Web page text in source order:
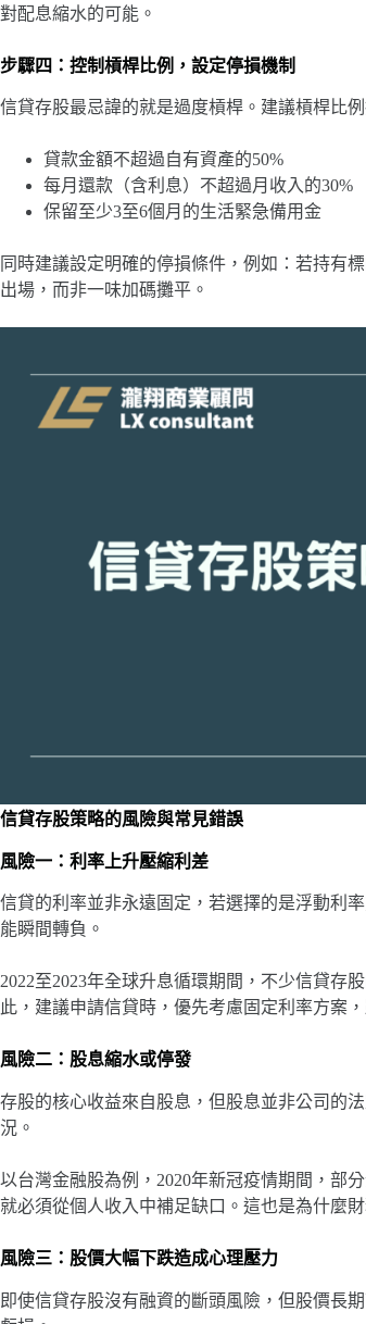
對配息縮水的可能。
步驟四：控制槓桿比例，設定停損機制
信貸存股最忌諱的就是過度槓桿。建議槓桿比例
貸款金額不超過自有資產的50%
每月還款（含利息）不超過月收入的30%
保留至少3至6個月的生活緊急備用金
同時建議設定明確的停損條件，例如：若持有
出場，而非一味加碼攤平。
信貸存股策略的風險與常見錯誤
風險一：利率上升壓縮利差
信貸的利率並非永遠固定，若選擇的是浮動利
能瞬間轉負。
2022至2023年全球升息循環期間，不少信貸存
此，建議申請信貸時，優先考慮固定利率方案
風險二：股息縮水或停發
存股的核心收益來自股息，但股息並非公司的
況。
以台灣金融股為例，2020年新冠疫情期間，部
就必須從個人收入中補足缺口。這也是為什麼
風險三：股價大幅下跌造成心理壓力
即使信貸存股沒有融資的斷頭風險，但股價長